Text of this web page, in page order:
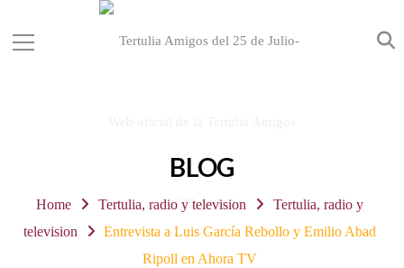
BLOG
Home Tertulia, radio y television
Tertulia, radio y
television
Entrevista a Luis García Rebollo y Emilio Abad
Ripoll en Ahora TV